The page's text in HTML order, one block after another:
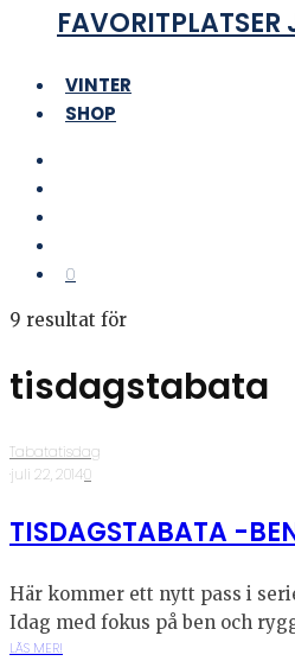
FAVORITPLATSER
VINTER
SHOP
0
9 resultat för
tisdagstabata
Tabatatisdag
·juli 22, 2014·0
TISDAGSTABATA -
Här kommer ett nytt pass i
Idag med fokus på ben och
LÄS MER!